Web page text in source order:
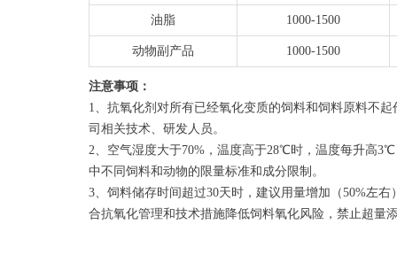
油脂 1000-1500
动物副产品 1000-1500
注意事项：
1、抗氧化剂对所有已经氧化变质的饲料和饲料原料不
司相关技术、研发人员。
2、空气湿度大于70%，温度高于28℃时，温度每升高
中不同饲料和动物的限量标准和成分限制。
3、饲料储存时间超过30天时，建议用量增加（50%左
合抗氧化管理和技术措施降低饲料氧化风险，禁止超量